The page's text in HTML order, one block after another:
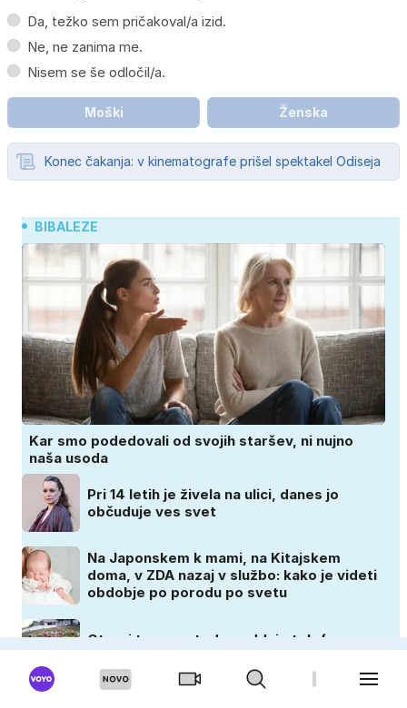
Da, težko sem pričakoval/a izid.
Ne, ne zanima me.
Nisem se še odločil/a.
Moški Ženska
Konec čakanja: v kinematografe prišel spektakel Odiseja
BIBALEZE
Kar smo podedovali od svojih staršev, ni nujno
naša usoda
Pri 14 letih je živela na ulici, danes jo
občuduje ves svet
Na Japonskem k mami, na Kitajskem
doma, v ZDA nazaj v službo: kako je videti
obdobje po porodu po svetu
Otroci tu za en teden oddajo telefone,